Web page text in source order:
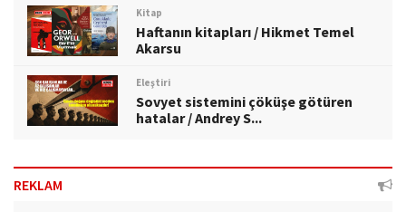
Kitap
Haftanın kitapları / Hikmet Temel
Akarsu
Eleştiri
Sovyet sistemini çöküşe götüren
hatalar / Andrey S...
REKLAM